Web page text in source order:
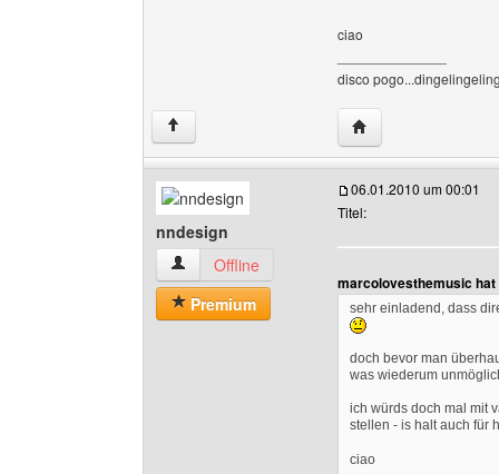
ciao
disco
↑ Website dieses
nndesign
nndesign Benutzer-Profile anzeigen
Offline
Premium
06.01.2010 um 00:01
Titel:
marcolovesthemusic
sehr einladend, dass
doch bevor man
was wiederum
ich würds doch mal mit
stellen - is halt auch für
ciao